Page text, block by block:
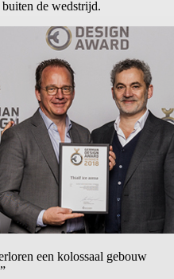
buiten de wedstrijd.
een kolossaal gebouw